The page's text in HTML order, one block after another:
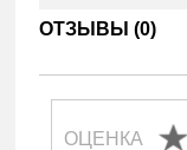
ОТЗЫВЫ (0)
ОЦЕНКА